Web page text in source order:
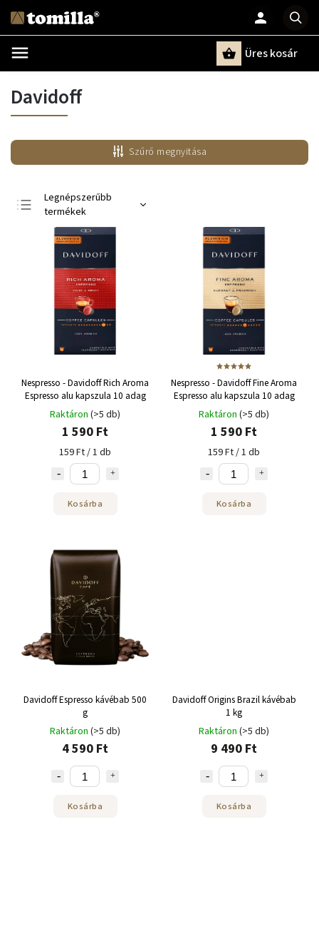
Üres kosár
Davidoff
Szűrő megnyitása
Legnépszerűbb
termékek
Legolcsóbb elöl
Legdrágább
ABC szerint
Nespresso - Davidoff Rich Aroma
Espresso alu kapszula 10 adag
Raktáron (>5 db)
1 590 Ft
159 Ft / 1 db
Kosárba
Nespresso - Davidoff Fine Aroma
Espresso alu kapszula 10 adag
Raktáron (>5 db)
1 590 Ft
159 Ft / 1 db
Kosárba
Davidoff Espresso kávébab 500
g
Raktáron (>5 db)
4 590 Ft
Kosárba
Davidoff Origins Brazil kávébab
1 kg
Raktáron (>5 db)
9 490 Ft
Kosárba